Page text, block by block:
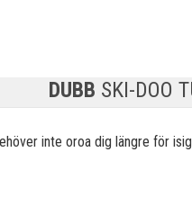
DUBB SKI-DOO
inte oroa dig längre för